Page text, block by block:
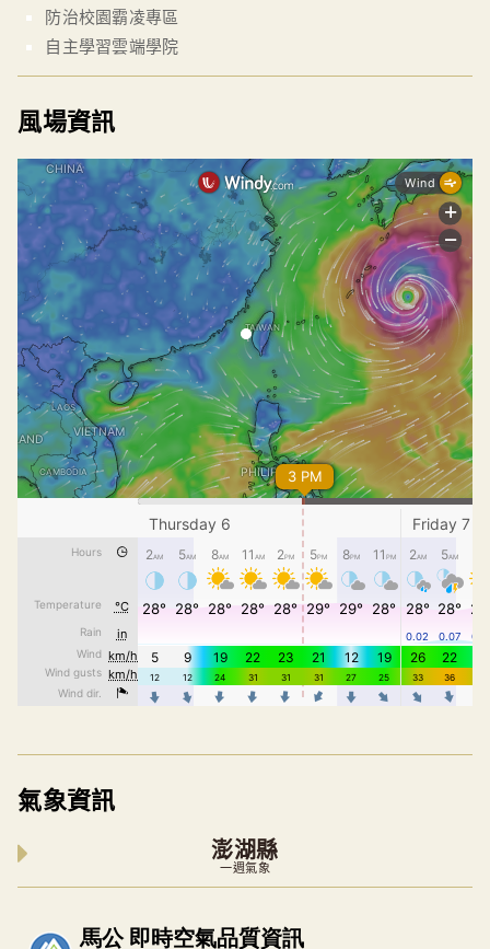
防治校園霸凌專區
自主學習雲端學院
風場資訊
氣象資訊
澎湖縣
一週氣象
內嵌空氣品質小工具為視覺預覽，完整即時空